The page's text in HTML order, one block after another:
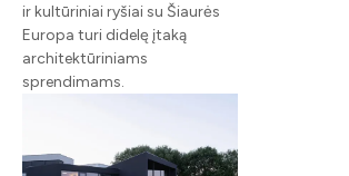
ir kultūriniai ryšiai su Šiaurės
Europa turi didelę įtaką
architektūriniams
sprendimams.